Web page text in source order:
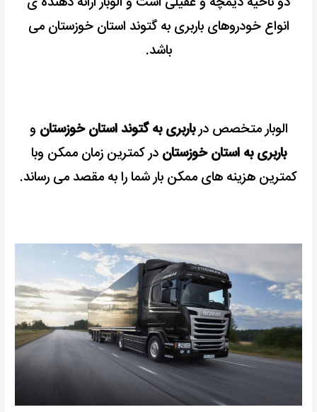
انواع خودروهای باربری به گتوند استان خوزستان می
باشد.
الوبار متخصص درباربری به گتوند استان خوزستان و
باربری به استان خوزستان در کمترین زمان ممکن وبا
کمترین هزینه های ممکن بار شما را به مقصد می رساند.